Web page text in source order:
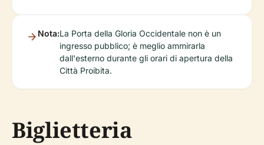
Nota:La Porta della Gloria Occidentale non è un
ingresso pubblico; è meglio ammirarla
dall'esterno durante gli orari di apertura della
Città Proibita.
Biglietteria